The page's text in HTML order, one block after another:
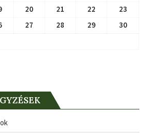
20 21 22
23
27 28 29
30